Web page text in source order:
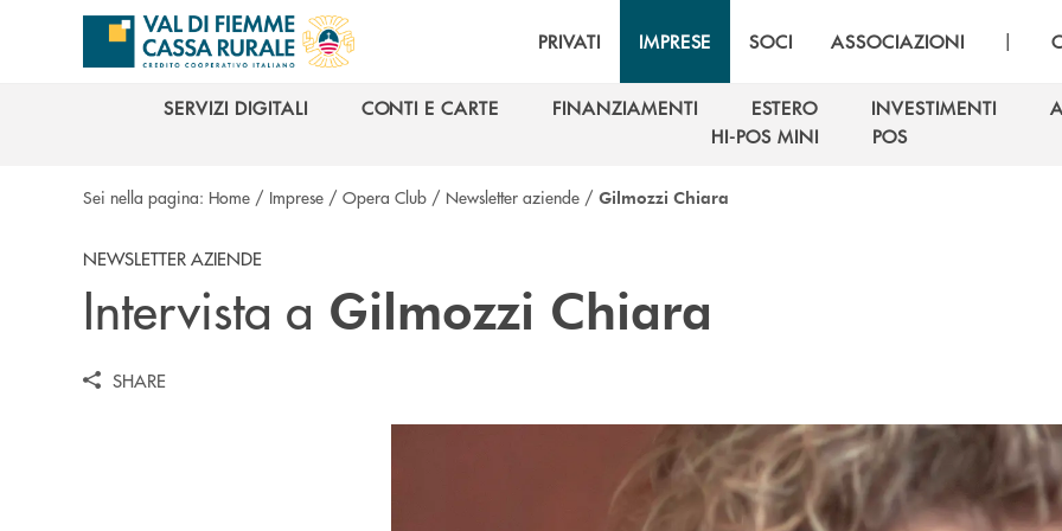
Salta al contenuto principale
PRIVATI IMPRESE SOCI ASSOCIAZIONI |
SERVIZI DIGITALI
CONTI E CARTE
FINANZIAMENTI
ESTERO
ESTERO
INVESTIMENTI
INVESTIMENTI
HI-POS MINI
POS
Sei nella pagina: Home / Imprese / Opera Club / Newsletter aziende / Gilmozzi Chiara
NEWSLETTER AZIENDE
Intervista a Gilmozzi Chiara
SHARE